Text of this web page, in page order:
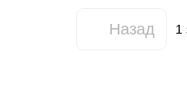
Назад 1